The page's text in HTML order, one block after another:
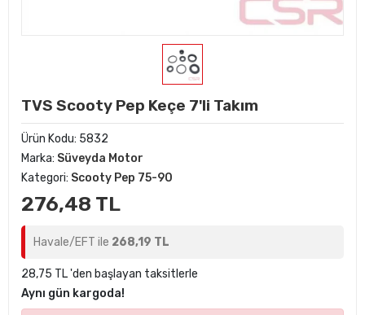
TVS Scooty Pep Keçe 7'li Takım
Ürün Kodu: 5832
Marka: Süveyda Motor
Kategori: Scooty Pep 75-90
276,48 TL
Havale/EFT ile 268,19 TL
28,75 TL 'den başlayan taksitlerle
Aynı gün kargoda!